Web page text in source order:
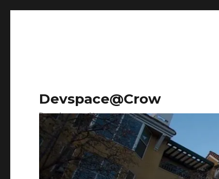
Devspace@Crow
Research on everything